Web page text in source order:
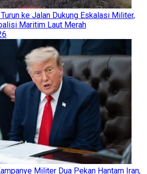
ke Jalan Dukung Eskalasi Militer,
Maritim Laut Merah
Militer Dua Pekan Hantam Iran,